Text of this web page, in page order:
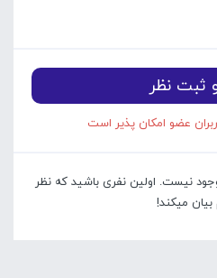
ثبت نظر
عضو امکان پذیر است
نیست. اولین نفری باشید که نظر
بیان میکند!